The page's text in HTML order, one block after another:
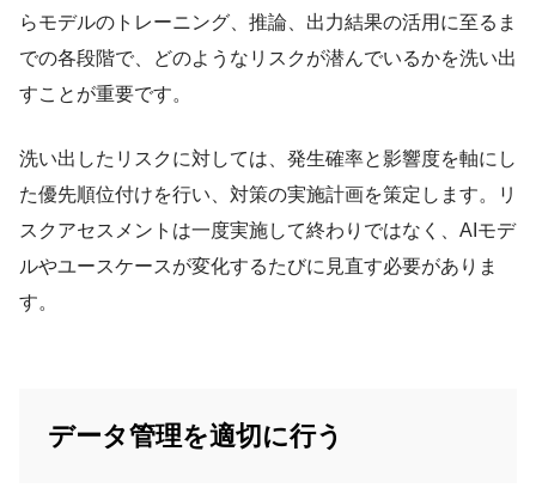
らモデルのトレーニング、推論、出力結果の活用に至るま
での各段階で、どのようなリスクが潜んでいるかを洗い出
すことが重要です。
洗い出したリスクに対しては、発生確率と影響度を軸にし
た優先順位付けを行い、対策の実施計画を策定します。リ
スクアセスメントは一度実施して終わりではなく、AIモデ
ルやユースケースが変化するたびに見直す必要がありま
す。
データ管理を適切に行う